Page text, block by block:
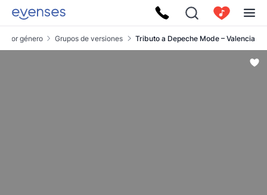
por género Grupos de versiones Tributo a Depeche Mode – Valencia